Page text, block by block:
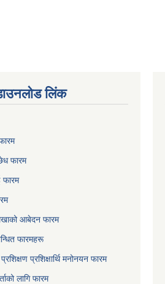
लिंक
फारम
फारम
आबेदन फारम
फारमहरू
प्रशिक्षार्थि मनोनयन फारम
लागि फारम